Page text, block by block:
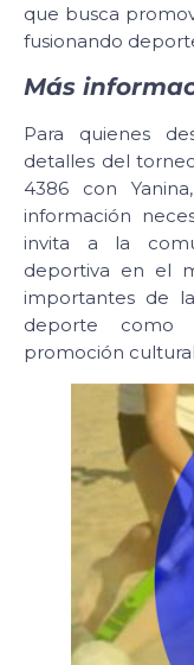
que busca
fusionando
Más
Para quienes
detalles del
4386 con
información
invita a la
deportiva en el
importantes de
deporte como
promoción